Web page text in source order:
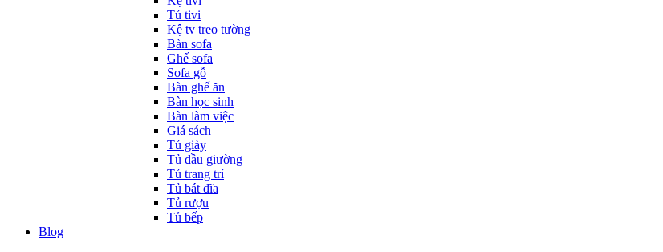
Tủ tivi
Kệ tv treo tường
Bàn sofa
Ghế sofa
Sofa gỗ
Bàn ghế ăn
Bàn học sinh
Bàn làm việc
Giá sách
Tủ giày
Tủ đầu giường
Tủ trang trí
Tủ bát đĩa
Tủ rượu
Tủ bếp
Blog